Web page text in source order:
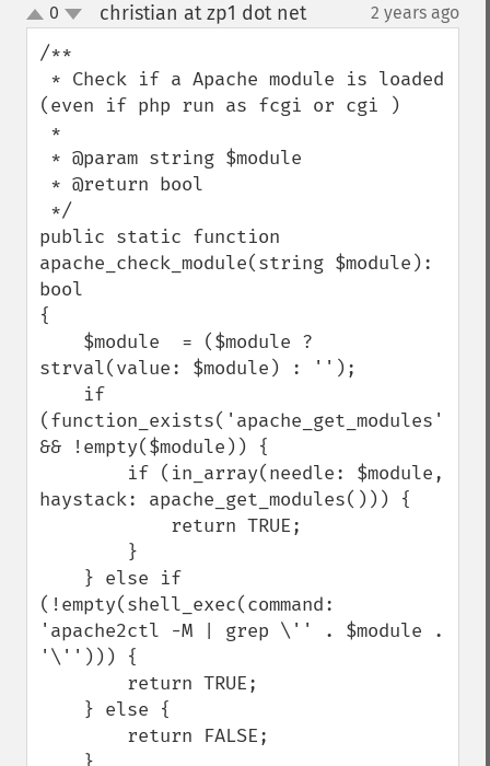
up
down
0 christian at zp1 dot net¶ 2 years ago
/**
(even if php run as fcgi or cgi )
public static function
apache_check_module(string $module):
bool
{
strval(value: $module) : '');
(function_exists('apache_get_modules')
&& !empty($module)) {
haystack: apache_get_modules())) {
(!empty(shell_exec(command:
'apache2ctl -M | grep \'' . $module .
'\''))) {